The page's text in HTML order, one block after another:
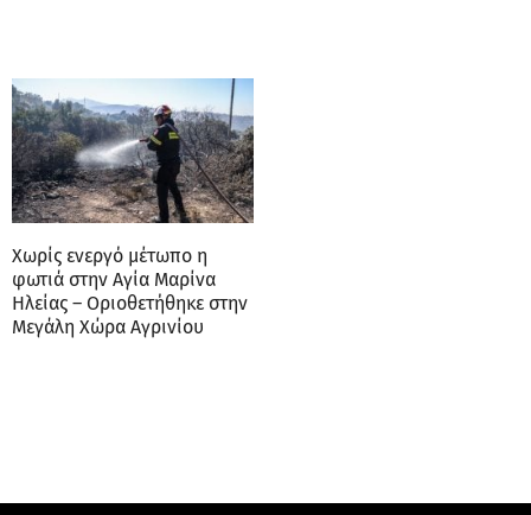
Χωρίς ενεργό μέτωπο η
φωτιά στην Αγία Μαρίνα
Ηλείας – Οριοθετήθηκε στην
Μεγάλη Χώρα Αγρινίου